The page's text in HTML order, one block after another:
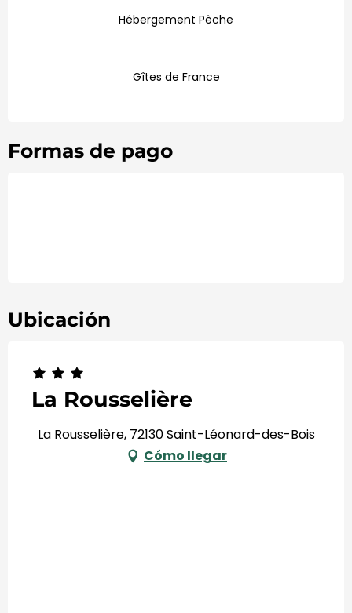
Hébergement Pêche
Gîtes de France
Formas de pago
Ubicación
La Rousselière
La Rousselière, 72130 Saint-Léonard-des-Bois
Cómo llegar